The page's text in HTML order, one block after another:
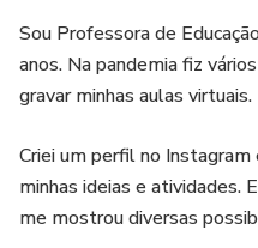
Sou Professora de
anos. Na pandemia fiz
gravar minhas aulas virtuais.
Criei um perfil no
minhas ideias e atividades.
me mostrou diversas